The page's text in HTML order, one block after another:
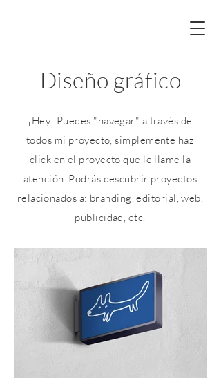
Diseño gráfico
¡Hey! Puedes "navegar" a través de
todos mi proyecto, simplemente haz
click en el proyecto que le llame la
atención. Podrás descubrir proyectos
relacionados a: branding, editorial, web,
publicidad, etc.